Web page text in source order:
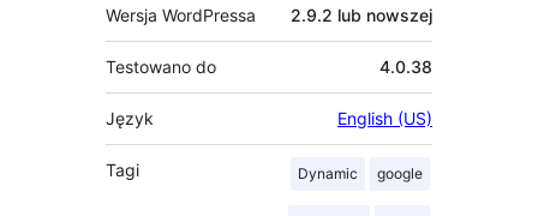
Wersja WordPressa 2.9.2 lub nowszej
Testowano do 4.0.38
Język English (US)
Tagi Dynamic google